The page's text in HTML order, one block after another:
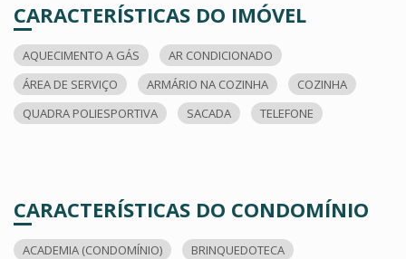
CARACTERÍSTICAS DO IMÓVEL
AQUECIMENTO A GÁS
AR CONDICIONADO
ÁREA DE SERVIÇO
ARMÁRIO NA COZINHA
COZINHA
QUADRA POLIESPORTIVA
SACADA TELEFONE
CARACTERÍSTICAS DO CONDOMÍNIO
ACADEMIA (CONDOMÍNIO)
BRINQUEDOTECA